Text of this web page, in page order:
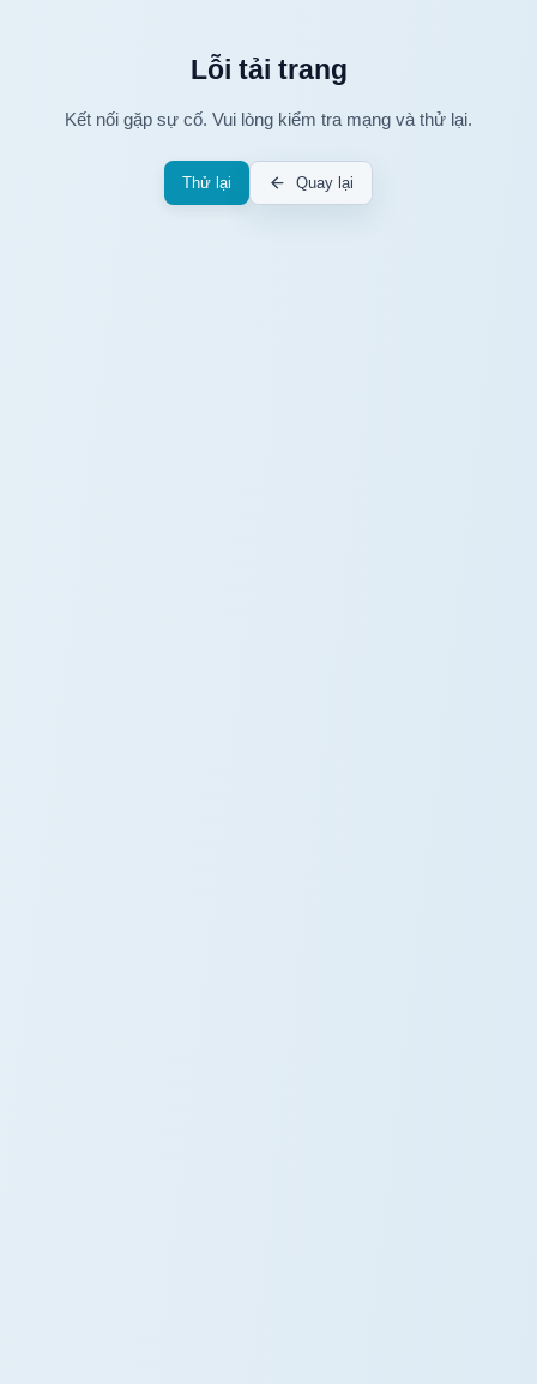
Lỗi tải trang
Kết nối gặp sự cố. Vui lòng kiểm tra mạng và thử lại.
Thử lại Quay lại